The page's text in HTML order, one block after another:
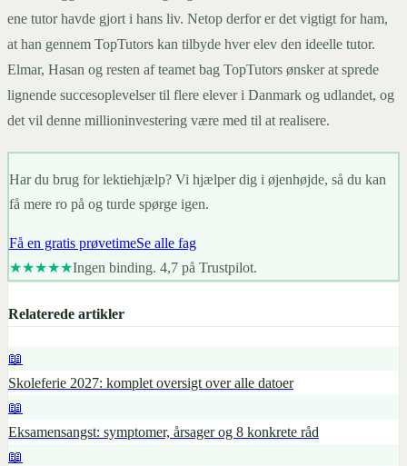
ene tutor havde gjort i hans liv. Netop derfor er det vigtigt for ham,
at han gennem TopTutors kan tilbyde hver elev den ideelle tutor.
Elmar, Hasan og resten af teamet bag TopTutors ønsker at sprede
lignende succesoplevelser til flere elever i Danmark og udlandet, og
det vil denne millioninvestering være med til at realisere.
Har du brug for lektiehjælp? Vi hjælper dig i øjenhøjde, så du kan
få mere ro på og turde spørge igen.
Få en gratis prøvetimeSe alle fag
★★★★★Ingen binding. 4,7 på Trustpilot.
Relaterede artikler
📖
Skoleferie 2027: komplet oversigt over alle datoer
📖
Eksamensangst: symptomer, årsager og 8 konkrete råd
📖